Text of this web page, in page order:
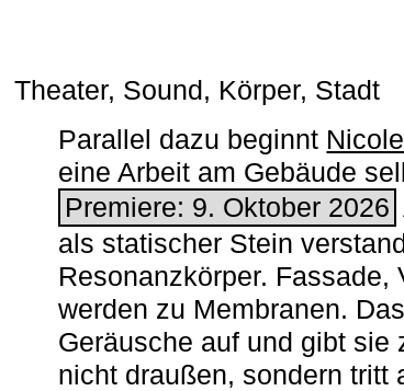
Theater, Sound, Körper, Stadt
Parallel dazu beginnt
eine Arbeit am Gebäude
Premiere: 9. Oktober 2026
als statischer Stein
Resonanzkörper. Fassade,
werden zu Membranen.
Geräusche auf und gibt sie
nicht draußen, sondern tritt